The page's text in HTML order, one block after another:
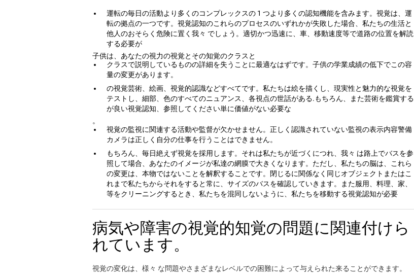
運転の毎日の活動より多くのコンプレックスの 1 つより多くの認知機能を含みます。視覚は、運
転の拠点の一つです。視覚認知のこれらのプロセスのいずれかが失敗した場合、私たちの生活と
他人のおそらく危険に置く我々 でしょう。適切かつ迅速に、車、移動速度等で道路の位置を解読
する必要が
子供は、あなたの視力の視覚とその知覚のクラスと
クラスで説明しているものの詳細を失うことに最適なはずです。子供の学業成績の低下でこの容
量の変更があります。
の視覚芸術、絵画、視覚的認識などすべてです。私たちは絵を描くし、現実性と魅力的な視覚を
テストし、細部、色のすべてのニュアンス、各視点の世話がある.もちろん、また芸術を鑑賞する
が良い視覚認知、参照してください単に価値がない必要な
。
視覚の監視に関連する活動や監督が欠かせません。正しく認識されていない監視の表示内容警備
カメラは正しく自分の仕事を行うことはできません。
もちろん、毎日絶えず視覚を採用します。それは私たちが近づくにつれ、我々 は路上でバスを参
照して場合、あなたのイメージが私達の網膜で大きくなります。ただし、私たちの脳は、これら
の変更は、本物ではないことを解釈することです。閉じるに関係なく同じオブジェクトまたはこ
れまで私たちからそれをすると常に、サイズのバスを確認していきます。また服用、料理、家、
等をクリーニングするとき、私たちを混同しないように、私たちを移動する視覚認知が必要
病気や障害の視覚的知覚の問題に関連付けら
れています。
視覚の変化は、様々 な問題やさまざまなレベルでの困難によって与えられた来ることができます。